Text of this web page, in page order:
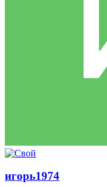
игорь1974